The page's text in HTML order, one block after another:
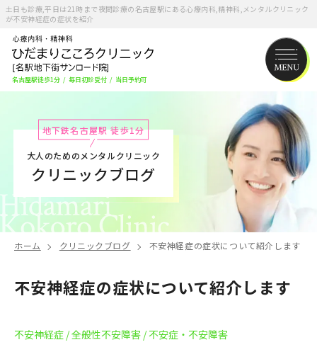
土日も診療,平日は21時まで夜間診療の名古屋駅にある心療内科,精神科,メンタルクリニック
が不安神経症の症状を紹介
名古屋駅徒歩1分 / 毎日初診受付 / 当日予約可
地下鉄名古屋駅 徒歩1分
大人のためのメンタルクリニック
クリニックブログ
ホーム クリニックブログ 不安神経症の症状について紹介します
不安神経症の症状について紹介します
不安神経症 / 全般性不安障害 / 不安症・不安障害